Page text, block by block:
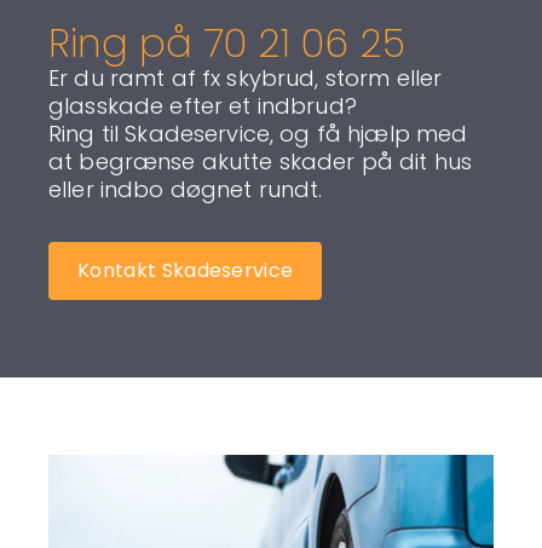
Ring på 70 21 06 25
Er du ramt af fx skybrud, storm eller
glasskade efter et indbrud?
Ring til Skadeservice, og få hjælp med
at begrænse akutte skader på dit hus
eller indbo døgnet rundt.
Kontakt Skadeservice